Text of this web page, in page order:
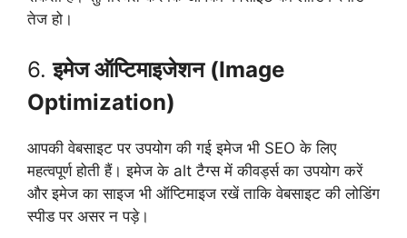
तेज हो।
6.इमेज ऑप्टिमाइजेशन (Image
Optimization)
आपकी वेबसाइट पर उपयोग की गई इमेज भी SEO के लिए
महत्वपूर्ण होती हैं। इमेज के alt टैग्स में कीवर्ड्स का उपयोग करें
और इमेज का साइज भी ऑप्टिमाइज रखें ताकि वेबसाइट की लोडिंग
स्पीड पर असर न पड़े।